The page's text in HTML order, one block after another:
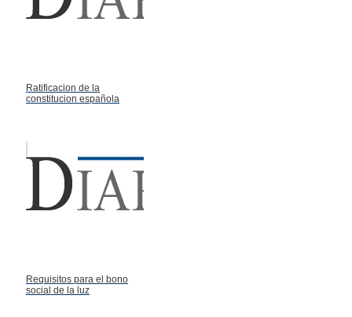
Ratificacion de la
constitucion española
Requisitos para el bono
social de la luz